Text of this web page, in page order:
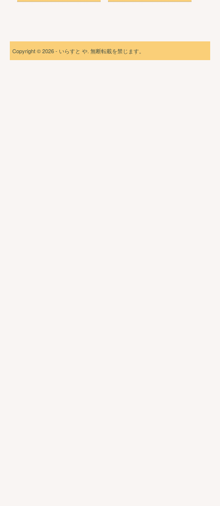
Copyright © 2026 - いらすと や. 無断転載を禁じます。